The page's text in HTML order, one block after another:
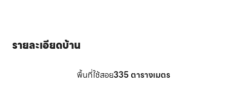
รายละเอียดบ้าน
พื้นที่ใช้สอย335 ตารางเมตร